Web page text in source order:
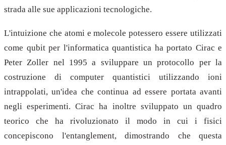
strada alle sue applicazioni tecnologiche.
L'intuizione che atomi e molecole potessero essere utilizzati
come qubit per l'informatica quantistica ha portato Cirac e
Peter Zoller nel 1995 a sviluppare un protocollo per la
costruzione di computer quantistici utilizzando ioni
intrappolati, un'idea che continua ad essere portata avanti
negli esperimenti. Cirac ha inoltre sviluppato un quadro
teorico che ha rivoluzionato il modo in cui i fisici
concepiscono l'entanglement, dimostrando che questa